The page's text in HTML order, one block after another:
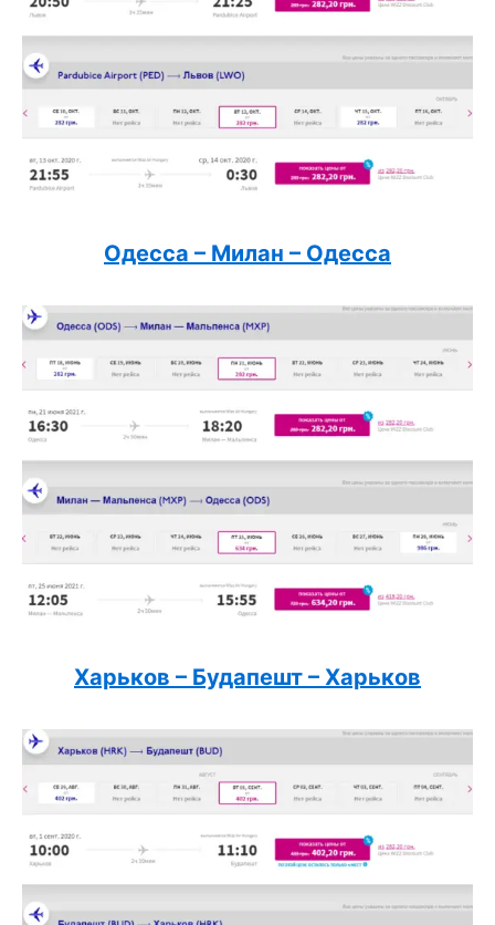
Одесса – Милан – Одесса
Харьков – Будапешт – Харьков